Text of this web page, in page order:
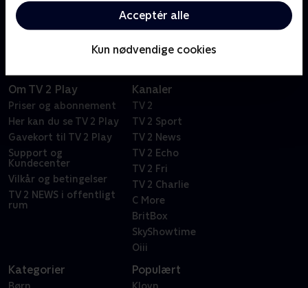
Acceptér alle
Kun nødvendige cookies
quizglade danskere står klar til at løse drilske
ordgåder
Om TV 2 Play
Priser og abonnement
Her kan du se TV 2 Play
Gavekort til TV 2 Play
Support og
Kundecenter
Vilkår og betingelser
TV 2 NEWS i offentligt
rum
Kanaler
TV 2
TV 2 Sport
TV 2 News
TV 2 Echo
TV 2 Fri
TV 2 Charlie
C More
BritBox
SkyShowtime
Oiii
Kategorier Populært